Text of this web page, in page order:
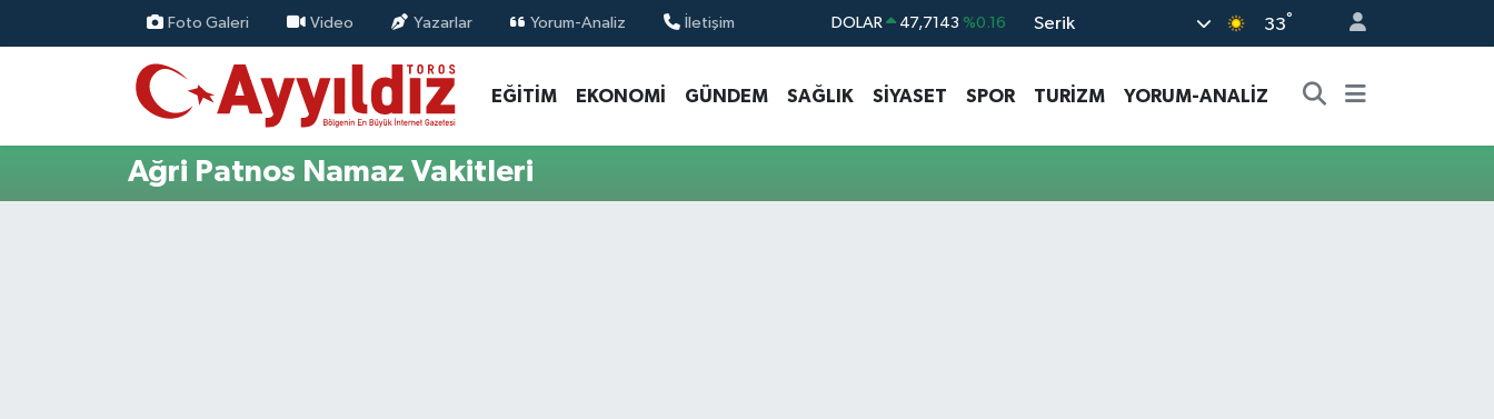
Foto Galeri Video Yazarlar Yorum-Analiz İletişim DOLAR 47,7143 %0.16
STERLİN 64,2463 %0.07
GRAM ALTIN 6574.81 %1.44
Serik 33°
EĞİTİM EKONOMİ GÜNDEM SAĞLIK SİYASET SPOR TURİZM YORUM-ANALİZ
Ağri Patnos Namaz Vakitleri